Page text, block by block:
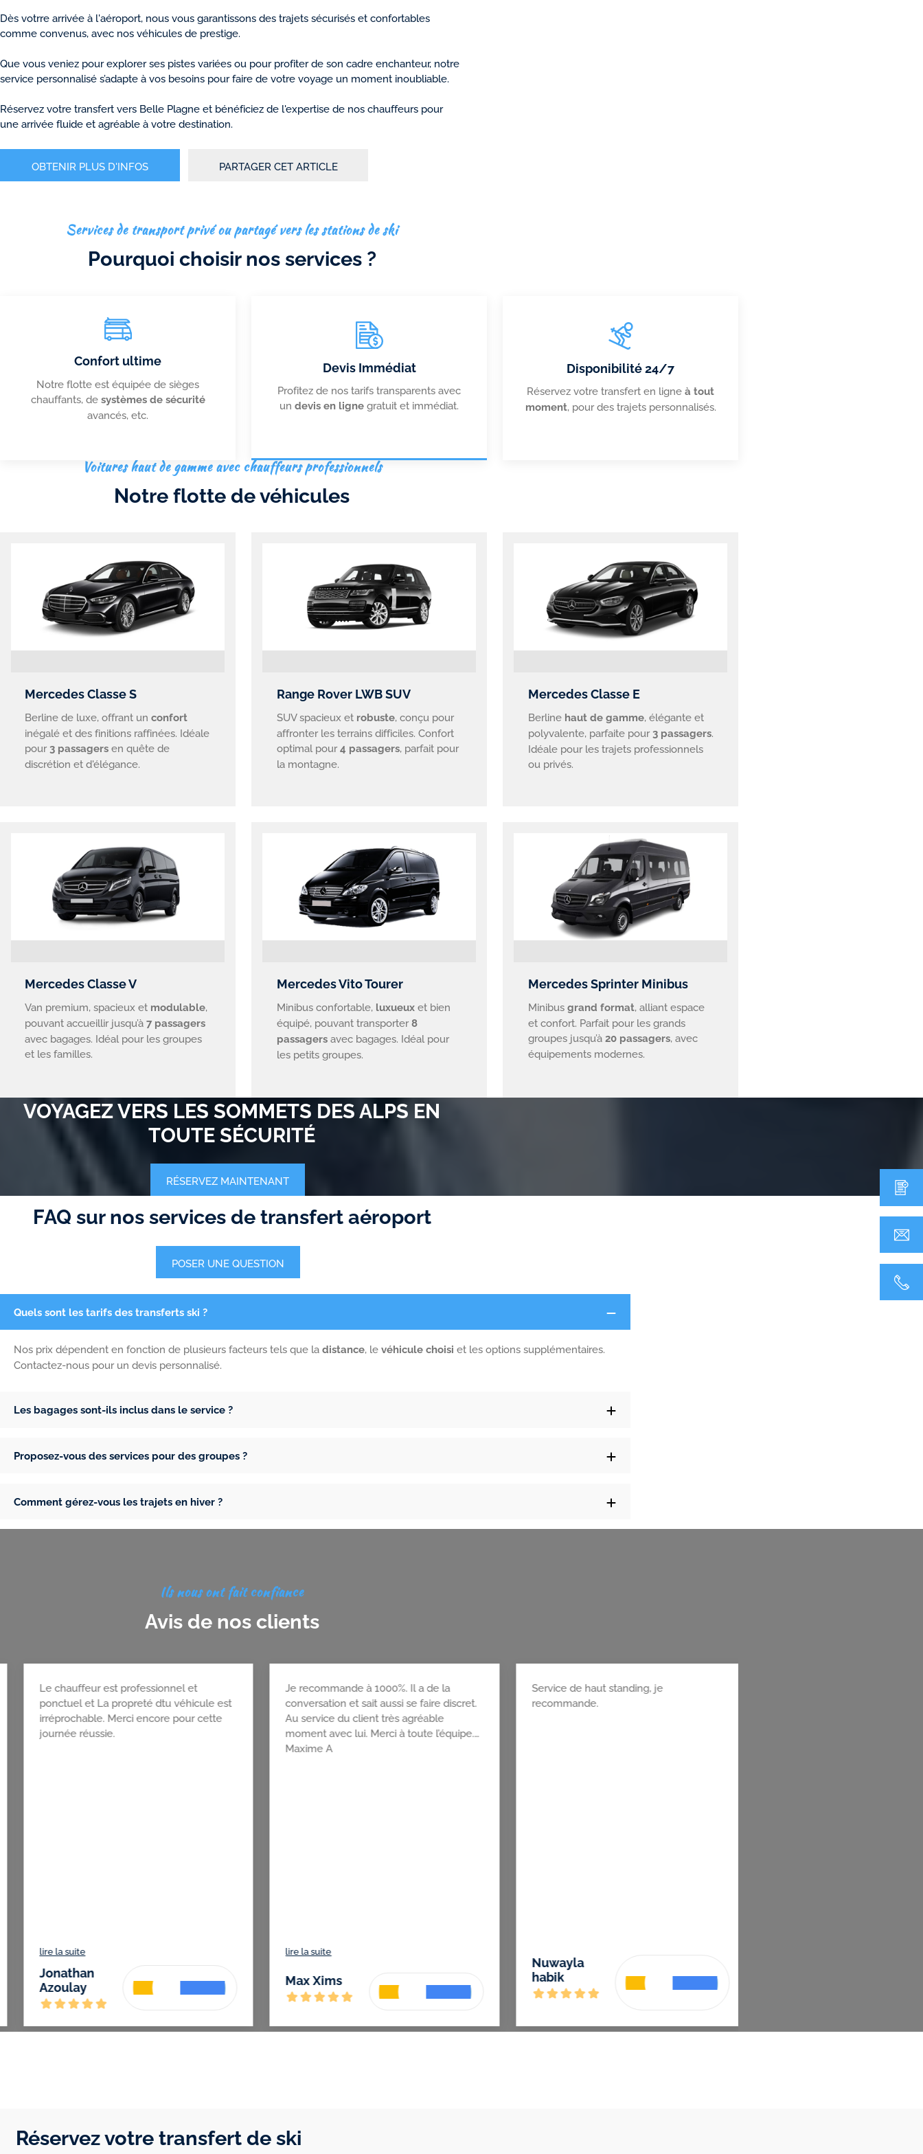
Dès votrre arrivée à l'aéroport, nous vous garantissons des trajets sécurisés et confortables
comme convenus, avec nos véhicules de prestige.
Que vous veniez pour explorer ses pistes variées ou pour profiter de son cadre enchanteur, notre
service personnalisé s’adapte à vos besoins pour faire de votre voyage un moment inoubliable.
Réservez votre transfert vers Belle Plagne et bénéficiez de l'expertise de nos chauffeurs pour
une arrivée fluide et agréable à votre destination.
OBTENIR PLUS D'INFOS PARTAGER CET ARTICLE
Pourquoi choisir nos services ?
Services de transport privé ou partagé vers les stations de ski
Confort ultime
Notre flotte est équipée de sièges
chauffants, de systèmes de sécurité
avancés, etc.
Devis Immédiat
Profitez de nos tarifs transparents avec
undevis en ligne gratuit et immédiat.
Disponibilité 24/7
Réservez votre transfert en ligneà tout
moment, pour des trajets personnalisés.
Notre flotte de véhicules
Voitures haut de gamme avec chauffeurs professionnels
Mercedes Classe S
Berline de luxe, offrant unconfort
inégalé et des finitions raffinées. Idéale
pour3 passagers en quête de
discrétion et d'élégance.
Range Rover LWB SUV
SUV spacieux et robuste, conçu pour
affronter les terrains difficiles. Confort
optimal pour4 passagers, parfait pour
la montagne.
Mercedes Classe E
Berline haut de gamme, élégante et
polyvalente, parfaite pour3 passagers.
Idéale pour les trajets professionnels
ou privés.
Mercedes Classe V
Van premium, spacieux et modulable,
pouvant accueillir jusqu’à7 passagers
avec bagages. Idéal pour les groupes
et les familles.
Mercedes Vito Tourer
Minibus confortable, luxueuxet bien
équipé, pouvant transporter8
passagersavec bagages. Idéal pour
les petits groupes.
Mercedes Sprinter Minibus
Minibus grand format, alliant espace
et confort. Parfait pour les grands
groupes jusqu’à 20 passagers, avec
équipements modernes.
VOYAGEZ VERS LES SOMMETS DES ALPS EN
TOUTE SÉCURITÉ
RÉSERVEZ MAINTENANT
FAQ sur nos services de transfert aéroport
POSER UNE QUESTION
Quels sont les tarifs des transferts ski ?
Nos prix dépendent en fonction de plusieurs facteurs tels que ladistance , levéhicule choisi et les options supplémentaires.
Contactez-nous pour un devis personnalisé.
Les bagages sont-ils inclus dans le service ?
Proposez-vous des services pour des groupes ?
Comment gérez-vous les trajets en hiver ?
Avis de nos clients
Ils nous ont fait confiance
Dave
BONUS
Je vous les recommande à 100 %
vraiment top ! Super chauffeur vraiment
sympa et gentil. Vous pouvez leur faire
confiance sans hésiter.
lire la suite
Jonathan
Azoulay
Le chauffeur est professionnel et
ponctuel et La propreté dtu véhicule est
irréprochable. Merci encore pour cette
journée réussie.
lire la suite
Max Xims
Je recommande à 1000%. Il a de la
conversation et sait aussi se faire discret.
Réservez votre transfert de ski